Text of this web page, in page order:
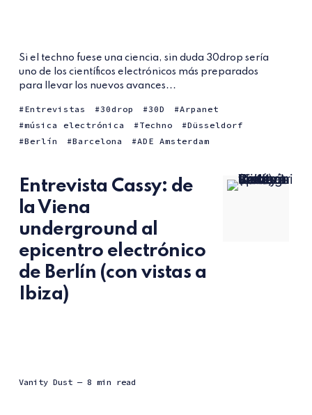
Si el techno fuese una ciencia, sin duda 30drop sería
uno de los científicos electrónicos más preparados
para llevar los nuevos avances...
Entrevistas 30drop 30D
Arpanet
música electrónica
Techno
Düsseldorf
Berlín
Barcelona ADE Amsterdam
Entrevista Cassy: de
la Viena
underground al
epicentro electrónico
de Berlín (con vistas a
Ibiza)
Vanity Dust — 8 min read